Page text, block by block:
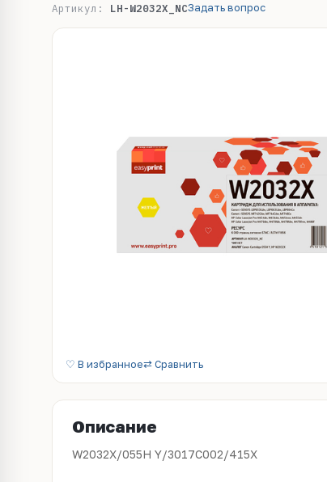
Артикул: LH-W2032X_NCЗадать вопрос
♡ В избранное⇄ Сравнить
Описание
W2032X/055H Y/3017C002/415X